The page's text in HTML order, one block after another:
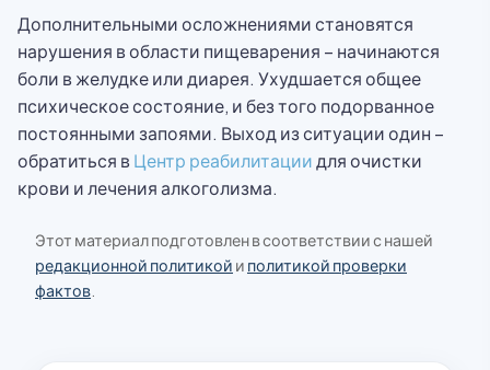
Дополнительными осложнениями становятся
нарушения в области пищеварения – начинаются
боли в желудке или диарея. Ухудшается общее
психическое состояние, и без того подорванное
постоянными запоями. Выход из ситуации один –
обратиться в Центр реабилитациидля очистки
крови и лечения алкоголизма.
Этот материал подготовлен в соответствии с нашей
редакционной политикой и политикой проверки
фактов